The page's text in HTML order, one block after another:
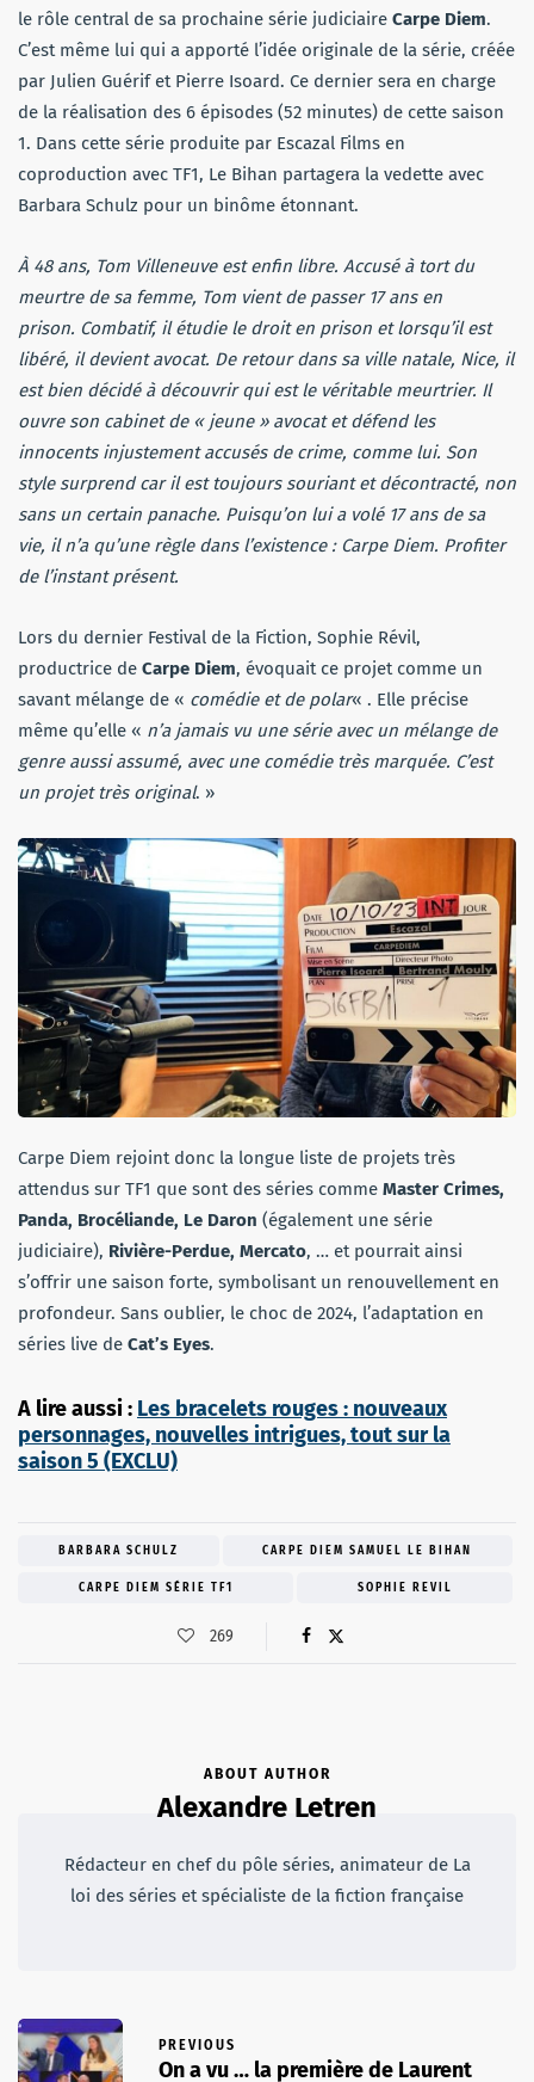
le rôle central de sa prochaine série judiciaire Carpe Diem.
C’est même lui qui a apporté l’idée originale de la série, créée
par Julien Guérif et Pierre Isoard. Ce dernier sera en charge
de la réalisation des 6 épisodes (52 minutes) de cette saison
1. Dans cette série produite par Escazal Films en
coproduction avec TF1, Le Bihan partagera la vedette avec
Barbara Schulz pour un binôme étonnant.
À 48 ans, Tom Villeneuve est enfin libre. Accusé à tort du
meurtre de sa femme, Tom vient de passer 17 ans en
prison. Combatif, il étudie le droit en prison et lorsqu’il est
libéré, il devient avocat. De retour dans sa ville natale, Nice, il
est bien décidé à découvrir qui est le véritable meurtrier. Il
ouvre son cabinet de « jeune » avocat et défend les
innocents injustement accusés de crime, comme lui. Son
style surprend car il est toujours souriant et décontracté, non
sans un certain panache. Puisqu’on lui a volé 17 ans de sa
vie, il n’a qu’une règle dans l’existence : Carpe Diem. Profiter
de l’instant présent.
Lors du dernier Festival de la Fiction, Sophie Révil,
productrice de Carpe Diem, évoquait ce projet comme un
savant mélange de « comédie et de polar« . Elle précise
même qu’elle « n’a jamais vu une série avec un mélange de
genre aussi assumé, avec une comédie très marquée. C’est
un projet très original. »
Carpe Diem rejoint donc la longue liste de projets très
attendus sur TF1 que sont des séries comme Master Crimes,
Panda, Brocéliande, Le Daron (également une série
judiciaire), Rivière-Perdue, Mercato, … et pourrait ainsi
s’offrir une saison forte, symbolisant un renouvellement en
profondeur. Sans oublier, le choc de 2024, l’adaptation en
séries live de Cat’s Eyes.
A lire aussi : Les bracelets rouges : nouveaux
personnages, nouvelles intrigues, tout sur la
saison 5 (EXCLU)
BARBARA SCHULZ CARPE DIEM SAMUEL LE BIHAN
CARPE DIEM SÉRIE TF1 SOPHIE REVIL
269
ABOUT AUTHOR
Alexandre Letren
Rédacteur en chef du pôle séries, animateur de La
loi des séries et spécialiste de la fiction française
PREVIOUS
On a vu … la première de Laurent